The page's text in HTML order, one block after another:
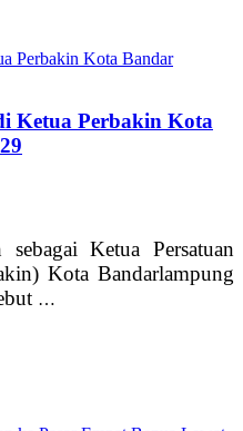
Ketua Perbakin Kota
Ketua Persatuan
Kota Bandarlampung
…